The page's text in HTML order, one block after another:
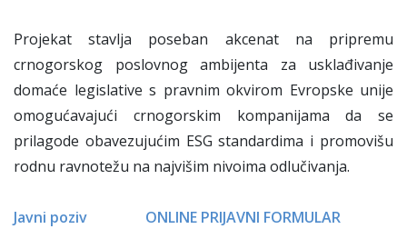
Projekat stavlja poseban akcenat na pripremu
crnogorskog poslovnog ambijenta za usklađivanje
domaće legislative s pravnim okvirom Evropske unije
omogućavajući crnogorskim kompanijama da se
prilagode obavezujućim ESG standardima i promovišu
rodnu ravnotežu na najvišim nivoima odlučivanja.
Javni poziv ONLINE PRIJAVNI FORMULAR